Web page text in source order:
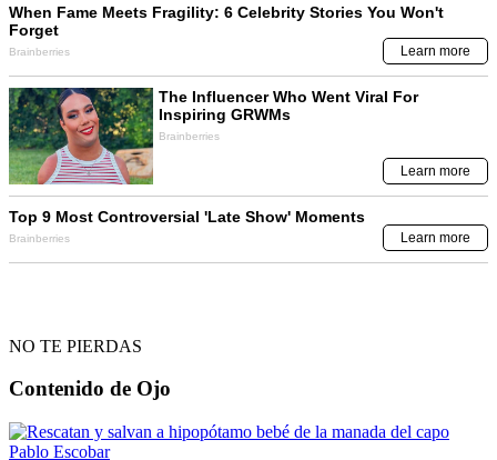
NO TE PIERDAS
Contenido de Ojo